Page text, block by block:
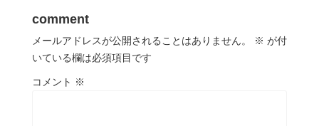
comment
メールアドレスが公開されることはありません。 ※ が付
いている欄は必須項目です
コメント ※